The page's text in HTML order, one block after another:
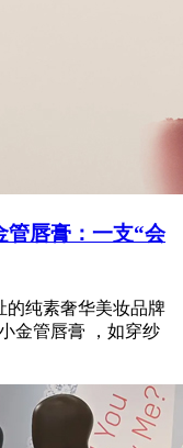
唇膏：一支“会
的纯素奢华美妆品牌
金管唇膏 ，如穿纱